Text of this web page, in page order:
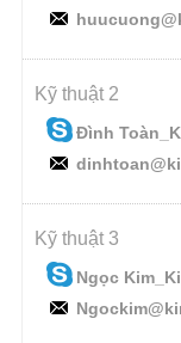
Kỹ thuật 2
Đình
Kỹ thuật 3
Ngọc